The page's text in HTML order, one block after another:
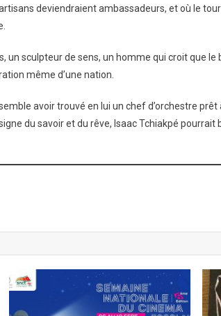
deviendraient ambassadeurs, et où le
un sculpteur de sens, un homme qui croit que
même d’une nation.
avoir trouvé en lui un chef d’orchestre
du savoir et du rêve, Isaac Tchiakpé